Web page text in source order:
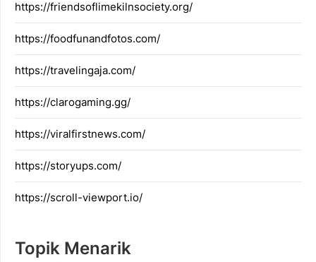
https://friendsoflimekilnsociety.org/
https://foodfunandfotos.com/
https://travelingaja.com/
https://clarogaming.gg/
https://viralfirstnews.com/
https://storyups.com/
https://scroll-viewport.io/
Topik Menarik